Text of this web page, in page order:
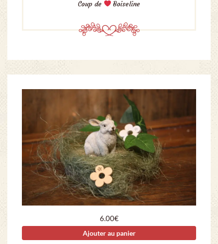
Coup de Boiseline
6.00€
Ajouter au panier